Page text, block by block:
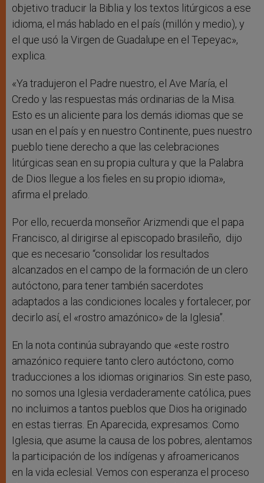
objetivo traducir la Biblia y los textos litúrgicos a ese
idioma, el más hablado en el país (millón y medio), y
el que usó la Virgen de Guadalupe en el Tepeyac»,
explica.
«Ya tradujeron el Padre nuestro, el Ave María, el
Credo y las respuestas más ordinarias de la Misa.
Esto es un aliciente para los demás idiomas que se
usan en el país y en nuestro Continente, pues nuestro
pueblo tiene derecho a que las celebraciones
litúrgicas sean en su propia cultura y que la Palabra
de Dios llegue a los fieles en su propio idioma»,
afirma el prelado.
Por ello, recuerda monseñor Arizmendi que el papa
Francisco, al dirigirse al episcopado brasileño, dijo
que es necesario “consolidar los resultados
alcanzados en el campo de la formación de un clero
autóctono, para tener también sacerdotes
adaptados a las condiciones locales y fortalecer, por
decirlo así, el «rostro amazónico» de la Iglesia”.
En la nota continúa subrayando que «este rostro
amazónico requiere tanto clero autóctono, como
traducciones a los idiomas originarios. Sin este paso,
no somos una Iglesia verdaderamente católica, pues
no incluimos a tantos pueblos que Dios ha originado
en estas tierras. En Aparecida, expresamos: Como
Iglesia, que asume la causa de los pobres, alentamos
la participación de los indígenas y afroamericanos
en la vida eclesial. Vemos con esperanza el proceso